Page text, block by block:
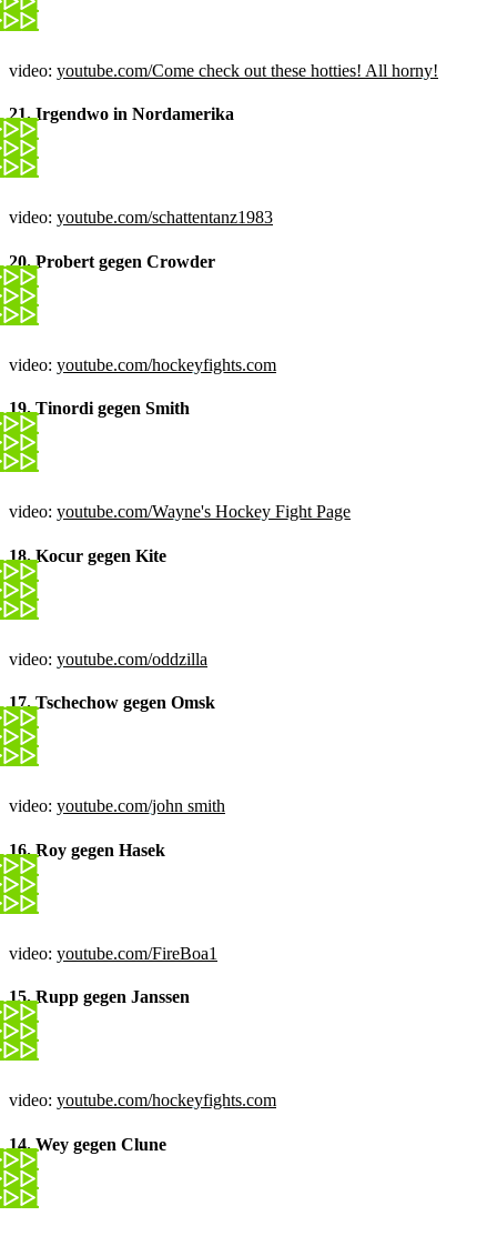
video: youtube.com/Come check out these hotties! All horny!
21. Irgendwo in Nordamerika
video: youtube.com/schattentanz1983
20. Probert gegen Crowder
video: youtube.com/hockeyfights.com
19. Tinordi gegen Smith
video: youtube.com/Wayne's Hockey Fight Page
18. Kocur gegen Kite
video: youtube.com/oddzilla
17. Tschechow gegen Omsk
video: youtube.com/john smith
16. Roy gegen Hasek
video: youtube.com/FireBoa1
15. Rupp gegen Janssen
video: youtube.com/hockeyfights.com
14. Wey gegen Clune